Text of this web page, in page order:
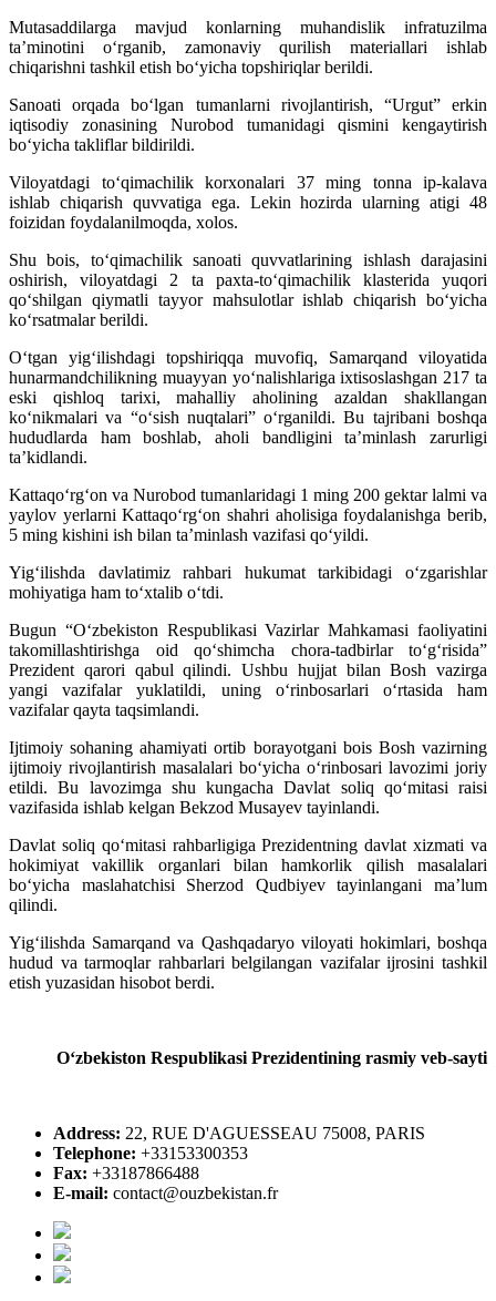
Mutasaddilarga mavjud konlarning muhandislik infratuzilma
ta’minotini o‘rganib, zamonaviy qurilish materiallari ishlab
chiqarishni tashkil etish bo‘yicha topshiriqlar berildi.
Sanoati orqada bo‘lgan tumanlarni rivojlantirish, “Urgut” erkin
iqtisodiy zonasining Nurobod tumanidagi qismini kengaytirish
bo‘yicha takliflar bildirildi.
Viloyatdagi to‘qimachilik korxonalari 37 ming tonna ip-kalava
ishlab chiqarish quvvatiga ega. Lekin hozirda ularning atigi 48
foizidan foydalanilmoqda, xolos.
Shu bois, to‘qimachilik sanoati quvvatlarining ishlash darajasini
oshirish, viloyatdagi 2 ta paxta-to‘qimachilik klasterida yuqori
qo‘shilgan qiymatli tayyor mahsulotlar ishlab chiqarish bo‘yicha
ko‘rsatmalar berildi.
O‘tgan yig‘ilishdagi topshiriqqa muvofiq, Samarqand viloyatida
hunarmandchilikning muayyan yo‘nalishlariga ixtisoslashgan 217 ta
eski qishloq tarixi, mahalliy aholining azaldan shakllangan
ko‘nikmalari va “o‘sish nuqtalari” o‘rganildi. Bu tajribani boshqa
hududlarda ham boshlab, aholi bandligini ta’minlash zarurligi
ta’kidlandi.
Kattaqo‘rg‘on va Nurobod tumanlaridagi 1 ming 200 gektar lalmi va
yaylov yerlarni Kattaqo‘rg‘on shahri aholisiga foydalanishga berib,
5 ming kishini ish bilan ta’minlash vazifasi qo‘yildi.
Yig‘ilishda davlatimiz rahbari hukumat tarkibidagi o‘zgarishlar
mohiyatiga ham to‘xtalib o‘tdi.
Bugun “O‘zbekiston Respublikasi Vazirlar Mahkamasi faoliyatini
takomillashtirishga oid qo‘shimcha chora-tadbirlar to‘g‘risida”
Prezident qarori qabul qilindi. Ushbu hujjat bilan Bosh vazirga
yangi vazifalar yuklatildi, uning o‘rinbosarlari o‘rtasida ham
vazifalar qayta taqsimlandi.
Ijtimoiy sohaning ahamiyati ortib borayotgani bois Bosh vazirning
ijtimoiy rivojlantirish masalalari bo‘yicha o‘rinbosari lavozimi joriy
etildi. Bu lavozimga shu kungacha Davlat soliq qo‘mitasi raisi
vazifasida ishlab kelgan Bekzod Musayev tayinlandi.
Davlat soliq qo‘mitasi rahbarligiga Prezidentning davlat xizmati va
hokimiyat vakillik organlari bilan hamkorlik qilish masalalari
bo‘yicha maslahatchisi Sherzod Qudbiyev tayinlangani ma’lum
qilindi.
Yig‘ilishda Samarqand va Qashqadaryo viloyati hokimlari, boshqa
hudud va tarmoqlar rahbarlari belgilangan vazifalar ijrosini tashkil
etish yuzasidan hisobot berdi.
O‘zbekiston Respublikasi Prezidentining rasmiy veb-sayti
Address: 22, RUE D'AGUESSEAU 75008, PARIS
Telephone: +33153300353
Fax: +33187866488
E-mail: contact@ouzbekistan.fr